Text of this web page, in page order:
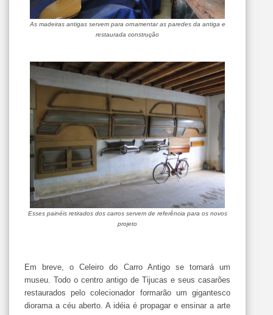
As madeiras antigas servem para ornamentar as paredes da antiga e
restaurada construção
Esses painéis retirados dos carros servem de referência para os novos
projeto
Em breve, o Celeiro do Carro Antigo se tornará um
museu. Todo o centro antigo de Tijucas e seus casarões
restaurados pelo colecionador formarão um gigantesco
diorama a céu aberto. A idéia é propagar e ensinar a arte